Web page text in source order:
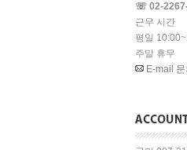
☏ 02-
근무 시간
평일
주말 휴무
E-mail 문